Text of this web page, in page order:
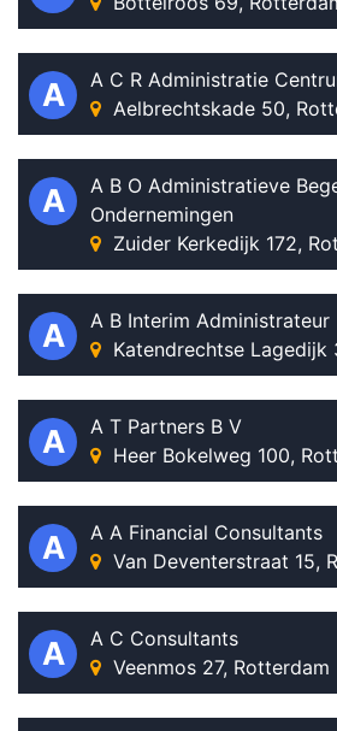
A
A C R Administratie
Aelbrechtskade 50,
A
A B O Administratieve
Ondernemingen
Zuider Kerkedijk 172,
A
A B Interim Administrateur
Katendrechtse Lagedijk
A
A T Partners B V
Heer Bokelweg 100,
A
A A Financial Consultants
Van Deventerstraat 15,
A
A C Consultants
Veenmos 27, Rotterdam